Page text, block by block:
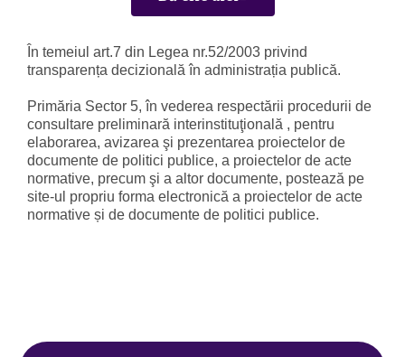
În temeiul art.7 din Legea nr.52/2003 privind
transparența decizională în administrația publică.
Primăria Sector 5, în vederea respectării procedurii de
consultare preliminară interinstituţională , pentru
elaborarea, avizarea şi prezentarea proiectelor de
documente de politici publice, a proiectelor de acte
normative, precum şi a altor documente, postează pe
site-ul propriu forma electronică a proiectelor de acte
normative și de documente de politici publice.